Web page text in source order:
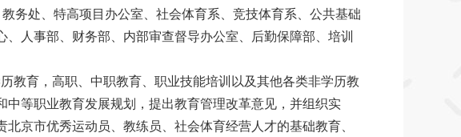
处、特高项目办公室、社会体育系、竞技体育系、公共基础
人事部、财务部、内部审查督导办公室、后勤保障部、培训
育，高职、中职教育、职业技能培训以及其他各类非学历教
等职业教育发展规划，提出教育管理改革意见，并组织实
市优秀运动员、教练员、社会体育经营人才的基础教育、